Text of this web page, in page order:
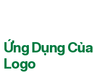
Ứng Dụng
Logo